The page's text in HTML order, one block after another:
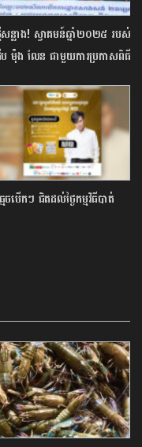
សន្លាង! ស្វាគមន៍ឆ្នាំ២០២៥ របស់
ម៉ុង លែន ជាមួយការប្រកាសពិធី
ានសាងសង់គម្រោងធំៗចំនួន ២
មគ្នា​
េចបើកៗ ជិតដល់ថ្ងៃកម្មវិធីបាត់